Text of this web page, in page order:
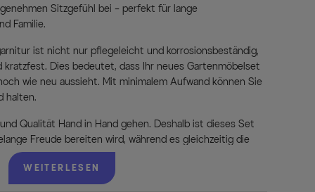
Sitzgefühl bei – perfekt für lange
Familie.
ist nicht nur pflegeleicht und korrosionsbeständig,
Dies bedeutet, dass Ihr neues Gartenmöbelset
wie neu aussieht. Mit minimalem Aufwand können Sie
halten.
Qualität Hand in Hand gehen. Deshalb ist dieses Set
Freude bereiten wird, während es gleichzeitig die
mit der KETTLER Granada Esstischgarnitur und
zu einem Ort, an dem Design und Natur in perfekter
WEITERLESEN